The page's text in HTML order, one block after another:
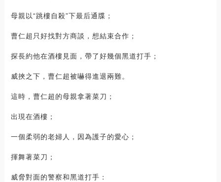
母親以“跳樓自殺”下最后通牒；
曹仁超只好找對方商談，想結束合作；
探長約他在酒樓見面，帶了好幾個黑道打手；
威挾之下，曹仁超被嚇得進退兩難。
這時，曹仁超的母親拿著菜刀；
出現在酒樓；
一個柔弱的老婦人，因為護子的愛心；
揮舞著菜刀；
威脅對面的警察和黑道打手：